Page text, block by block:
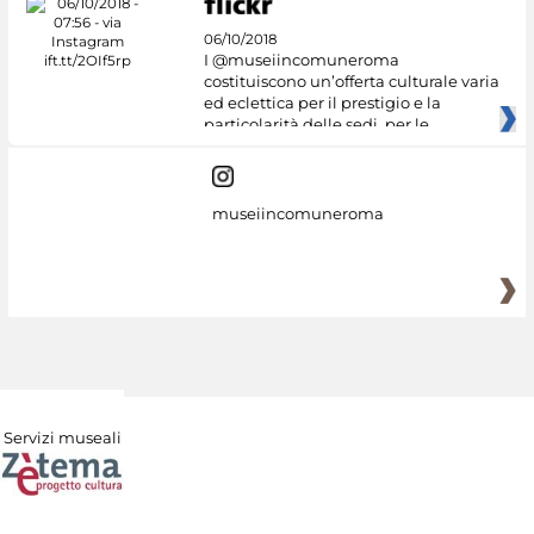
06/10/2018
I @museiincomuneroma
costituiscono un’offerta culturale varia
ed eclettica per il prestigio e la
particolarità delle sedi, per le
museiincomuneroma
Servizi museali